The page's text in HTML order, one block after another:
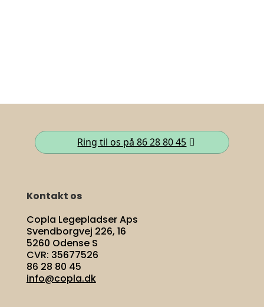
Ring til os på 86 28 80 45
Kontakt os
Copla Legepladser Aps
Svendborgvej 226, 16
5260 Odense S
CVR: 35677526
86 28 80 45
info@copla.dk